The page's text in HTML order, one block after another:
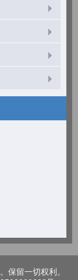
保留一切权利。